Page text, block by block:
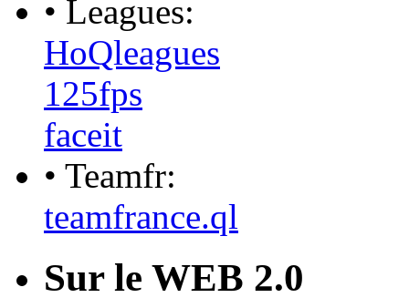
• Leagues:
HoQleagues
125fps
faceit
• Teamfr:
teamfrance.ql
Sur le WEB 2.0